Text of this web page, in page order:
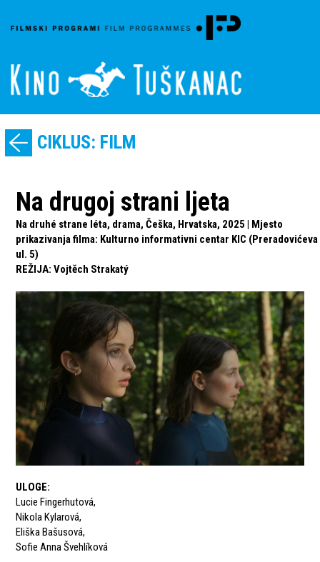
CIKLUS: FILM
Na drugoj strani ljeta
Na druhé strane léta, drama, Češka, Hrvatska, 2025 | Mjesto
prikazivanja filma: Kulturno informativni centar KIC (Preradovićeva
ul. 5)
REŽIJA: Vojtěch Strakatý
ULOGE:
Lucie Fingerhutová,
Nikola Kylarová,
Eliška Bašusová,
Sofie Anna Švehlíková